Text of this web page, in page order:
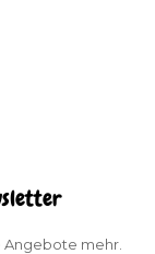
Angebote mehr.